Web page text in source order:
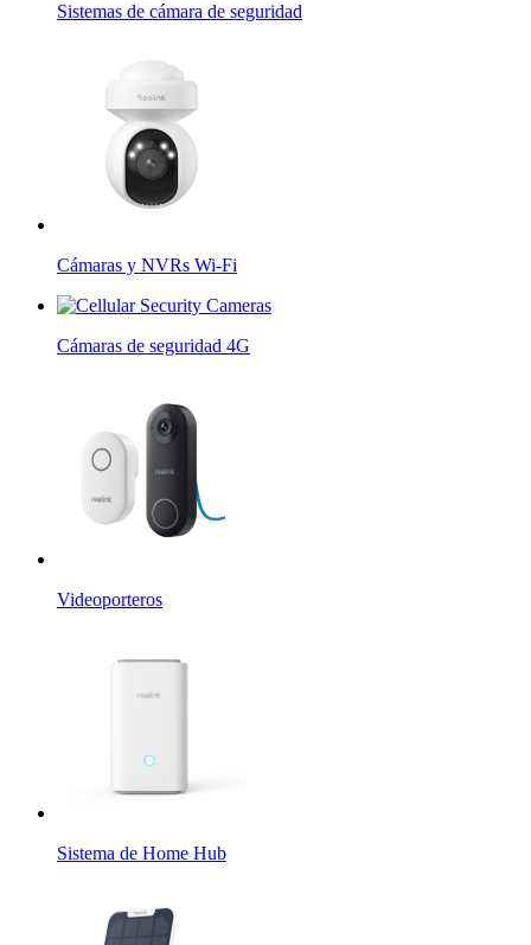
Sistemas de cámara de seguridad
Cámaras y NVRs Wi-Fi
Cámaras de seguridad 4G
Videoporteros
Sistema de Home Hub